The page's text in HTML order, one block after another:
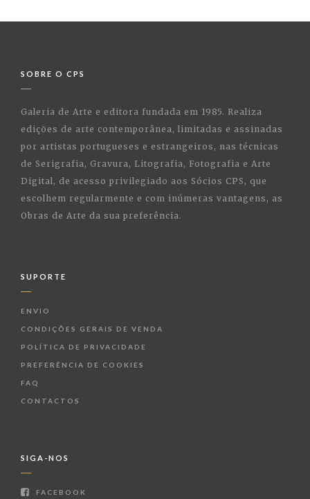
SOBRE O CPS
Galeria de Arte e editora fundada em 1985. Realiza
edições de arte contemporânea, limitadas e assinadas
por artistas portugueses e estrangeiros, nas técnicas
de Serigrafia, Gravura, Litografia, Fotografia e Arte
Digital, de acesso privilegiado aos Sócios CPS, que
escolhem regularmente e com inúmeras vantagens, as
Obras de Arte da sua preferência.
SUPORTE
ENVIO
CONDIÇÕES GERAIS DE VENDA
POLÍTICA DE PRIVACIDADE
PREFERÊNCIA DE COOKIES
FAQ
CONTACTOS
SIGA-NOS
FACEBOOK